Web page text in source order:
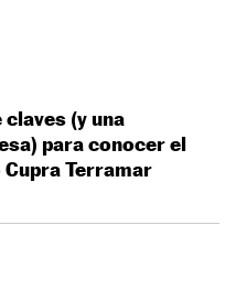
claves (y una
para conocer el
Cupra Terramar